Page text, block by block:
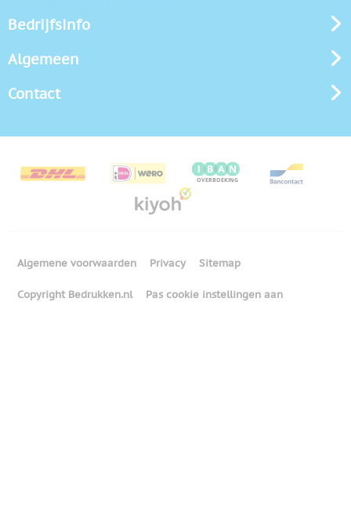
Bedrijfsinfo
Algemeen
Contact
Algemene voorwaarden Privacy Sitemap
Copyright Bedrukken.nl Pas cookie instellingen aan